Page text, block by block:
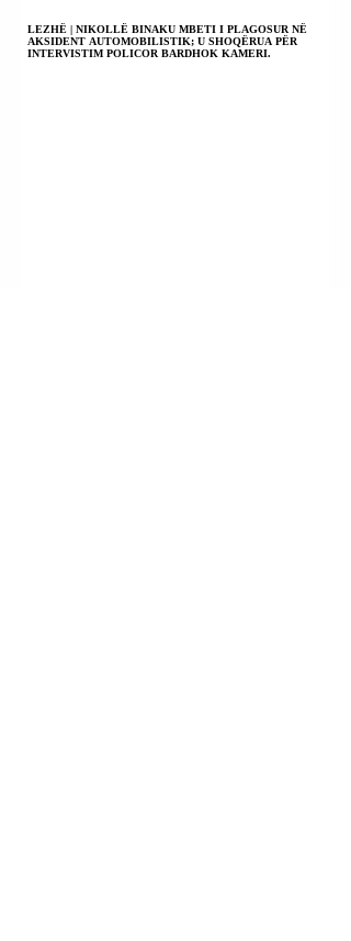
LEZHË | NIKOLLË BINAKU MBETI I PLAGOSUR NË
AKSIDENT AUTOMOBILISTIK; U SHOQËRUA PËR
INTERVISTIM POLICOR BARDHOK KAMERI.